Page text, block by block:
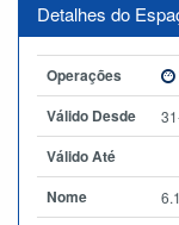
Detalhes do
Operações
Válido Desde
Válido Até
Nome